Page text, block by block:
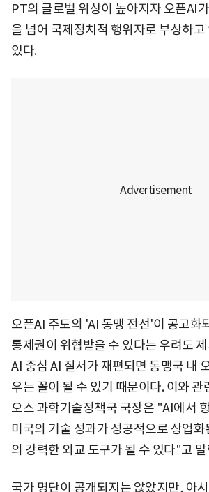
PT의 글로벌 위상이 높아지자 오픈AI
을 넘어 국제정치적 행위자로 부상하
있다.
오픈AI 주도의 'AI 동맹 전선'이 공고화
통제권이 위협받을 수 있다는 우려도
AI 중심 AI 질서가 재편되면 동맹국 내
우는 꼴이 될 수 있기 때문이다. 이와 관
오스 과학기술정책국 국장은 "AI에서
미국의 기술 성과가 성공적으로 상업
의 강력한 외교 도구가 될 수 있다"고
국가 명단이 공개되지는 않았지만, 아